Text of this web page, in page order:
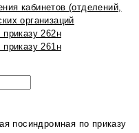
кабинетов (отделений,
организаций
262н
261н
посиндромная по приказу